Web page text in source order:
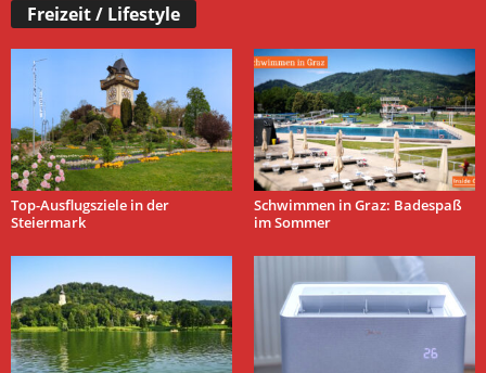
Freizeit / Lifestyle
Top-Ausflugsziele in der
Steiermark
Schwimmen in Graz: Badespaß
im Sommer